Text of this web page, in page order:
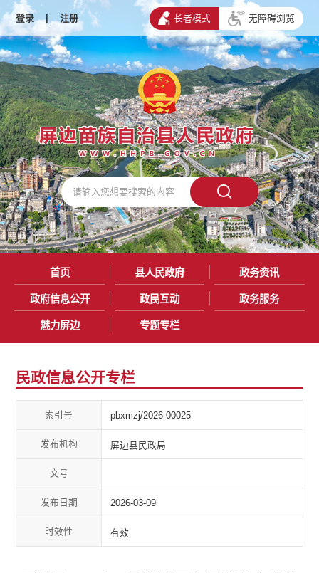
登录 | 注册 长者模式 无障碍浏览
首页 县人民政府 政务资讯
政府信息公开 政民互动 政务服务
魅力屏边 专题专栏
民政信息公开专栏
索引号 pbxmzj/2026-00025
发布机构 屏边县民政局
文号
发布日期 2026-03-09
时效性 有效